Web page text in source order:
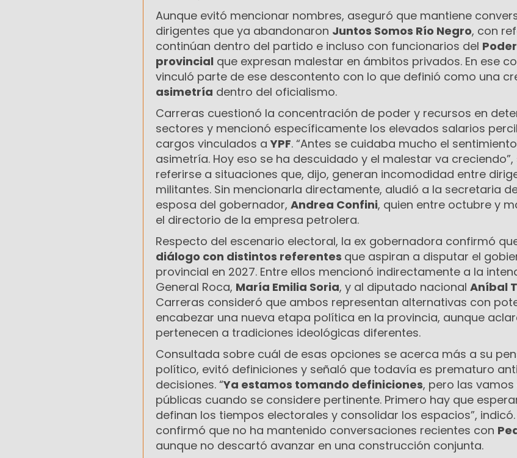
Aunque evitó mencionar nombres, aseguró que mantiene
dirigentes que ya abandonaron Juntos Somos Río Negro, con
continúan dentro del partido e incluso con funcionarios del
provincial que expresan malestar en ámbitos privados. En ese
vinculó parte de ese descontento con lo que definió como una
asimetría dentro del oficialismo.
Carreras cuestionó la concentración de poder y recursos en
sectores y mencionó específicamente los elevados salarios
cargos vinculados a YPF. “Antes se cuidaba mucho el
asimetría. Hoy eso se ha descuidado y el malestar va
referirse a situaciones que, dijo, generan incomodidad entre
militantes. Sin mencionarla directamente, aludió a la secretaria
esposa del gobernador, Andrea Confini, quien entre octubre y
el directorio de la empresa petrolera.
Respecto del escenario electoral, la ex gobernadora confirmó
diálogo con distintos referentes que aspiran a disputar el
provincial en 2027. Entre ellos mencionó indirectamente a la
General Roca, María Emilia Soria, y al diputado nacional Aníbal
Carreras consideró que ambos representan alternativas con
encabezar una nueva etapa política en la provincia, aunque
pertenecen a tradiciones ideológicas diferentes.
Consultada sobre cuál de esas opciones se acerca más a su
político, evitó definiciones y señaló que todavía es prematuro
decisiones. “Ya estamos tomando definiciones, pero las
públicas cuando se considere pertinente. Primero hay que
definan los tiempos electorales y consolidar los espacios”,
confirmó que no ha mantenido conversaciones recientes con
aunque no descartó avanzar en una construcción conjunta.